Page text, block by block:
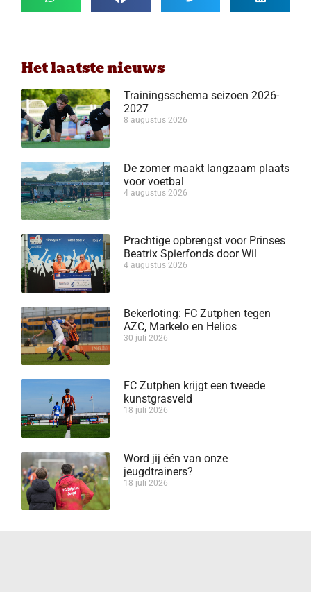
Het laatste nieuws
Trainingsschema seizoen 2026-
2027
8 augustus 2026
De zomer maakt langzaam plaats
voor voetbal
4 augustus 2026
Prachtige opbrengst voor Prinses
Beatrix Spierfonds door Wil
4 augustus 2026
Bekerloting: FC Zutphen tegen
AZC, Markelo en Helios
30 juli 2026
FC Zutphen krijgt een tweede
kunstgrasveld
18 juli 2026
Word jij één van onze
jeugdtrainers?
18 juli 2026